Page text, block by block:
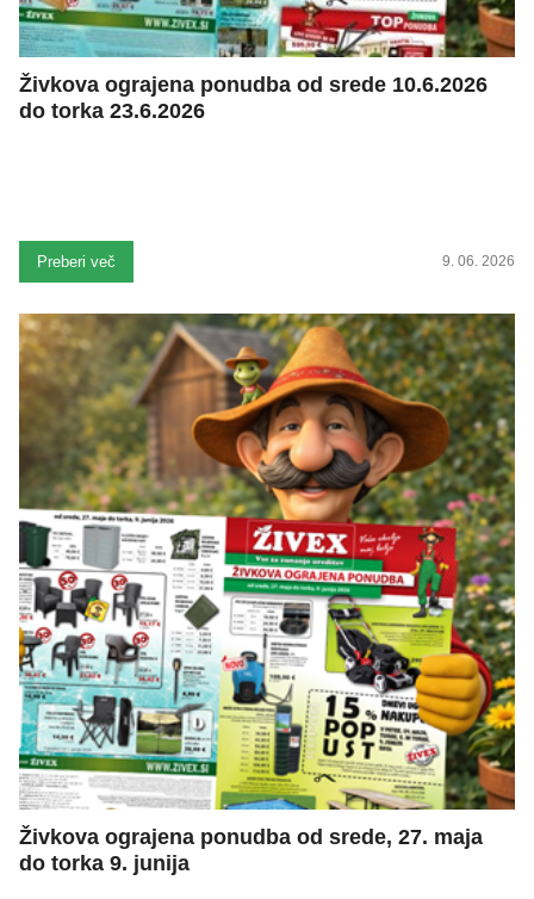
Živkova ograjena ponudba od srede 10.6.2026
do torka 23.6.2026
Preberi več 9. 06. 2026
Živkova ograjena ponudba od srede, 27. maja
do torka 9. junija